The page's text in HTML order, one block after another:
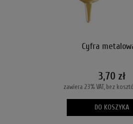
Cyfra
3,70 zł
zawiera 23% VAT, bez
DO KOSZYKA